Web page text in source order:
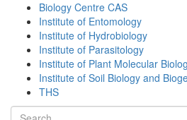
Biology Centre CAS
Institute of Entomology
Institute of Hydrobiology
Institute of Parasitology
Institute of Plant Molecular
Institute of Soil Biology and
THS